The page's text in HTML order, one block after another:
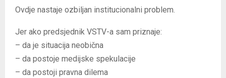
Ovdje nastaje ozbiljan institucionalni problem.
Jer ako predsjednik VSTV-a sam priznaje:
– da je situacija neobična
– da postoje medijske spekulacije
– da postoji pravna dilema